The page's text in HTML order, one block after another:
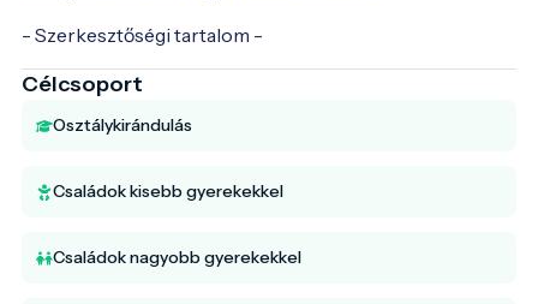
- Szerkesztőségi tartalom -
Célcsoport
Osztálykirándulás
Családok kisebb gyerekekkel
Családok nagyobb gyerekekkel